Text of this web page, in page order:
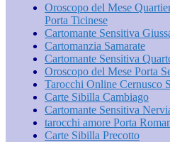
Oroscopo del Mese
Porta Ticinese
Cartomante Sensitiva
Cartomanzia Samarate
Cartomante Sensitiva
Oroscopo del Mese Porta
Tarocchi Online Cernusco
Carte Sibilla Cambiago
Cartomante Sensitiva
tarocchi amore Porta
Carte Sibilla Precotto